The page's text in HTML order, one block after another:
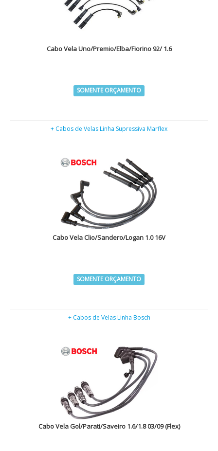
Cabo Vela Uno/Premio/Elba/Fiorino 92/ 1.6
SOMENTE ORÇAMENTO
+ Cabos de Velas Linha Supressiva Marflex
Cabo Vela Clio/Sandero/Logan 1.0 16V
SOMENTE ORÇAMENTO
+ Cabos de Velas Linha Bosch
Cabo Vela Gol/Parati/Saveiro 1.6/1.8 03/09 (Flex)